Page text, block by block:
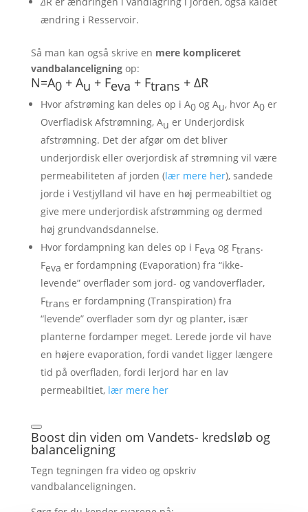
ændring i Resservoir.
Så man kan også skrive en mere kompliceret
vandbalanceligningop:
N=A0+ Au + Feva + Ftrans + ΔR
Hvor afstrøming kan deles op i A0og Au, hvor A0er
Overfladisk Afstrømning, Au er Underjordisk
afstrømning. Det der afgør om det bliver
underjordisk eller overjordisk af strømning vil være
permeabiliteten af jorden (lær mere her), sandede
jorde i Vestjylland vil have en høj permeabiltiet og
give mere underjordisk afstrømming og dermed
høj grundvandsdannelse.
Hvor fordampning kan deles op i Feva og Ftrans.
Feva er fordampning (Evaporation) fra “ikke-
levende” overflader som jord- og vandoverflader,
Ftrans er fordampning (Transpiration) fra
“levende” overflader som dyr og planter, især
planterne fordamper meget. Lerede jorde vil have
en højere evaporation, fordi vandet ligger længere
tid på overfladen, fordi lerjord har en lav
permeabiltiet, lær mere her
Boost din viden om Vandets- kredsløb og
balanceligning
Tegn tegningen fra video og opskriv
vandbalanceligningen.